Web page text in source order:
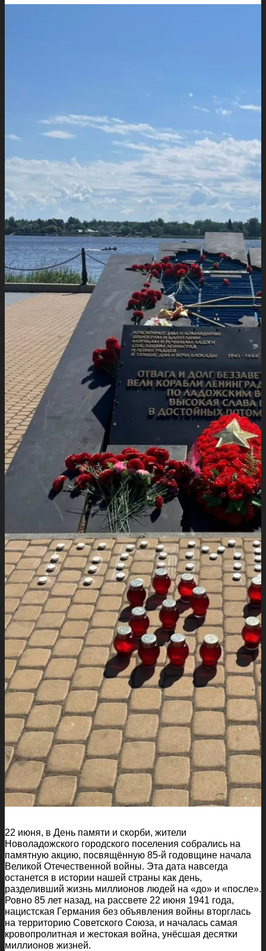
22 июня, в День памяти и скорби, жители
Новоладожского городского поселения собрались на
памятную акцию, посвящённую 85-й годовщине начала
Великой Отечественной войны. Эта дата навсегда
останется в истории нашей страны как день,
разделивший жизнь миллионов людей на «до» и «после».
Ровно 85 лет назад, на рассвете 22 июня 1941 года,
нацистская Германия без объявления войны вторглась
на территорию Советского Союза, и началась самая
кровопролитная и жестокая война, унёсшая десятки
миллионов жизней.